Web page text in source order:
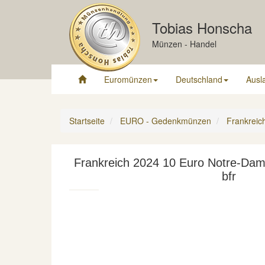
Tobias Honscha
Münzen - Handel
Euromünzen Deutschland
Startseite EURO - Gedenkmünzen
Frankreich 2024 10 Euro Notre-
bfr